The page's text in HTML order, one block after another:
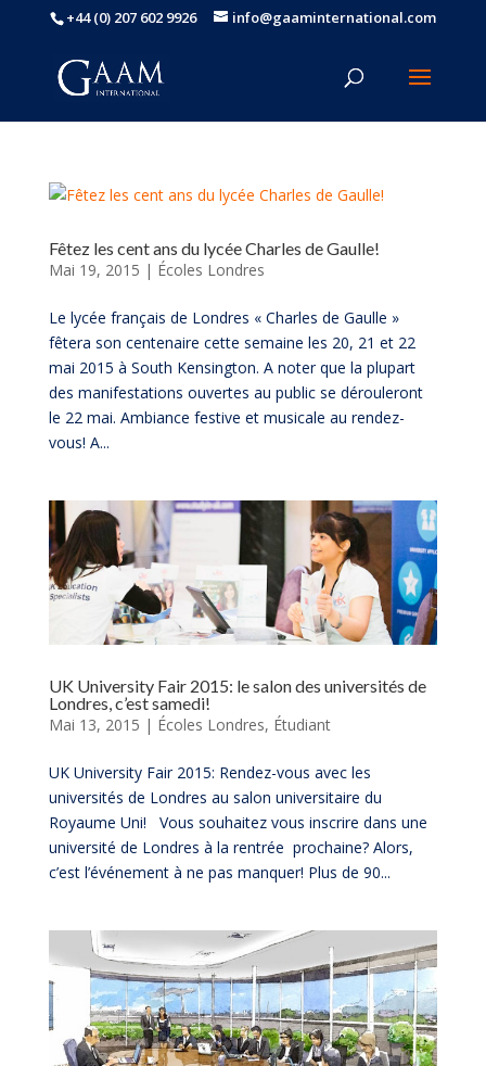
+44 (0) 207 602 9926 info@gaaminternational.com
Fêtez les cent ans du lycée Charles de Gaulle!
Mai 19, 2015 | Écoles Londres
Le lycée français de Londres « Charles de Gaulle »
fêtera son centenaire cette semaine les 20, 21 et 22
mai 2015 à South Kensington. A noter que la plupart
des manifestations ouvertes au public se dérouleront
le 22 mai. Ambiance festive et musicale au rendez-
vous! A...
UK University Fair 2015: le salon des universités de
Londres, c’est samedi!
Mai 13, 2015 | Écoles Londres, Étudiant
UK University Fair 2015: Rendez-vous avec les
universités de Londres au salon universitaire du
Royaume Uni! Vous souhaitez vous inscrire dans une
université de Londres à la rentrée prochaine? Alors,
c’est l’événement à ne pas manquer! Plus de 90...